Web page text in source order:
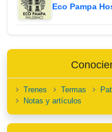
Eco Pampa
Trenes Termas
Notas y artículos